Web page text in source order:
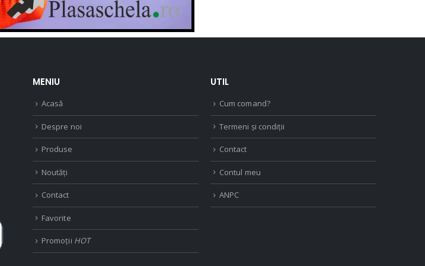
pot
fi
alese
produsului.
MENIU
Acasă
Despre noi
Produse
Noutăți
Contact
Favorite
Promoții HOT
UTIL
Cum comand?
Termeni și condiții
Contact
Contul meu
ANPC